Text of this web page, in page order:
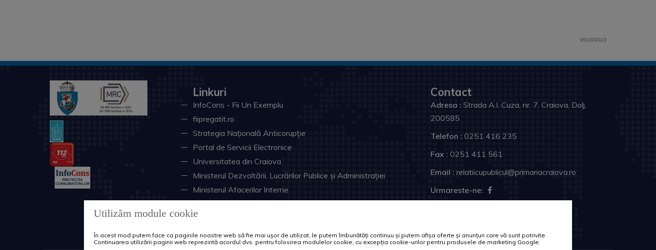
05/10/2023
Linkuri
InfoCons - Fii Un Exemplu
fiipregatit.ro
Strategia Națională Anticorupție
Portal de Servicii Electronice
Universitatea din Craiova
Ministerul Dezvoltării, Lucrărilor Publice și Administrației
Ministerul Afacerilor Interne
Consiliul Judeţean Dolj
Sistemul Electronic Naţional
Contact
Adresa : Strada A.I. Cuza, nr. 7, Craiova, Dolj,
200585
Telefon : 0251 416 235
Fax : 0251 411 561
Email : relatiicupublicul@primariacraiova.ro
Urmareste-ne:
Utilizăm module cookie
În acest mod putem face ca paginile noastre web să fie mai ușor de utilizat, le putem îmbunătăți continuu și putem afișa oferte și anunțuri care vă sunt potrivite.
Continuarea utilizării paginii web reprezintă acordul dvs. pentru folosirea modulelor cookie, cu excepția cookie-urilor pentru produsele de marketing Google.